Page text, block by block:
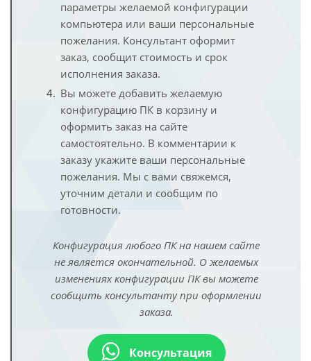
параметры желаемой конфигурации
компьютера или ваши персональные
пожелания. Консультант оформит
заказ, сообщит стоимость и срок
исполнения заказа.
Вы можете добавить желаемую
конфигурацию ПК в корзину и
оформить заказ на сайте
самостоятельно. В комментарии к
заказу укажите ваши персональные
пожелания. Мы с вами свяжемся,
уточним детали и сообщим по
готовности.
Конфигурация любого ПК на нашем сайте
не является окончательной. О желаемых
изменениях конфигурации ПК вы можете
сообщить консультанту при оформлении
заказа.
Консультация